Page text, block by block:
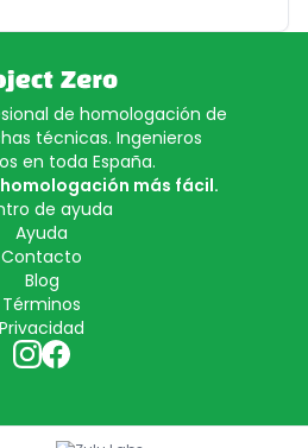
de homologación de
técnicas. Ingenieros
en toda España.
más fácil.
de ayuda
Ayuda
Contacto
Blog
Términos
Privacidad